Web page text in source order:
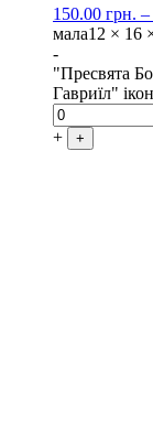
150.00 грн. –
мала12 × 16
-
"Пресвята
Гавриїл"
+ +